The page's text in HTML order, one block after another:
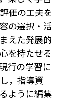
価の工夫を
の選択・活
えた発展的
を持たせる
行の学習に
，指導資
ように編集